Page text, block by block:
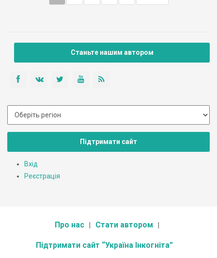
Станьте нашим автором
Підтримати сайт
Вхід
Реєстрація
Про нас Стати автором
Підтримати сайт “Україна Інкогніта”